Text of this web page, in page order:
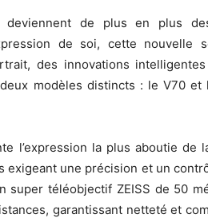
deviennent de plus en plus
de soi, cette nouvelle
des innovations
modèles distincts : le V70 et
l’expression la plus aboutie de
exigeant une précision et un
super téléobjectif ZEISS de 50
garantissant netteté et